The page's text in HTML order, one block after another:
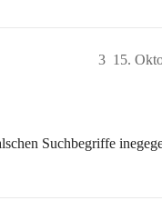
15.
3
Suchbegriffe